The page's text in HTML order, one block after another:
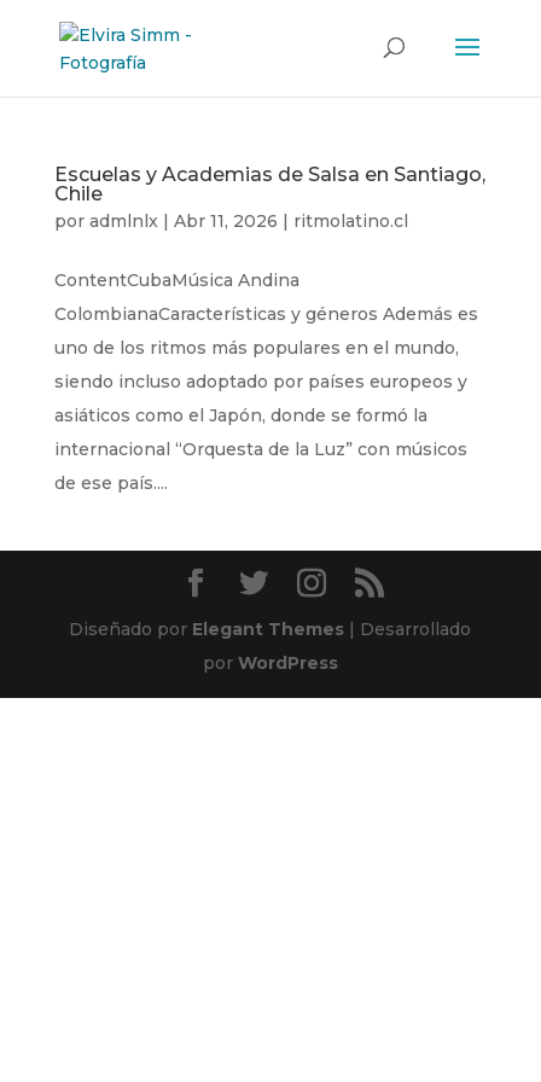
Escuelas y Academias de Salsa en Santiago,
Chile
por admlnlx| Abr 11, 2026 | ritmolatino.cl
ContentCubaMúsica Andina
ColombianaCaracterísticas y géneros Además es
uno de los ritmos más populares en el mundo,
siendo incluso adoptado por países europeos y
asiáticos como el Japón, donde se formó la
internacional “Orquesta de la Luz” con músicos
de ese país....
Diseñado por Elegant Themes | Desarrollado
por WordPress